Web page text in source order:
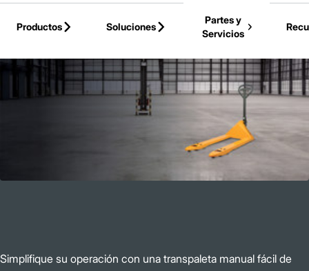
Productos
Soluciones
Partes y
Servicios
Simplifique su operación con una transpaleta manual fácil de